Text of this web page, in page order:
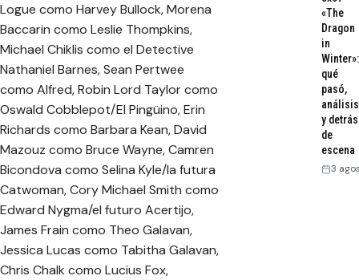
Logue como Harvey Bullock, Morena
Baccarin como Leslie Thompkins,
Michael Chiklis como el Detective
Nathaniel Barnes, Sean Pertwee
como Alfred, Robin Lord Taylor como
Oswald Cobblepot/El Pingüino, Erin
Richards como Barbara Kean, David
Mazouz como Bruce Wayne, Camren
Bicondova como Selina Kyle/la futura
Catwoman, Cory Michael Smith como
Edward Nygma/el futuro Acertijo,
James Frain como Theo Galavan,
Jessica Lucas como Tabitha Galavan,
Chris Chalk como Lucius Fox,
«The
Dragon
in
Winter»:
qué
pasó,
análisis
y detrás
de
escena
3